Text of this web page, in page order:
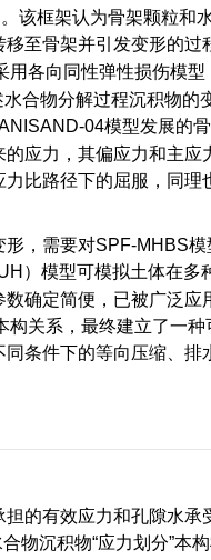
该框架认为骨架颗粒和
至骨架并引发变形的
用各向同性弹性损伤模
合物分解过程沉积物的
04模型发展的
应力，其偏应力和主应
比路径下的屈服，同
，需要对SPF-MHBS
）模型可模拟土体在多
确定简便，已被广泛
关系，最终建立了一
条件下的等向压缩、
的有效应力和孔隙水
物沉积物“应力划分”本